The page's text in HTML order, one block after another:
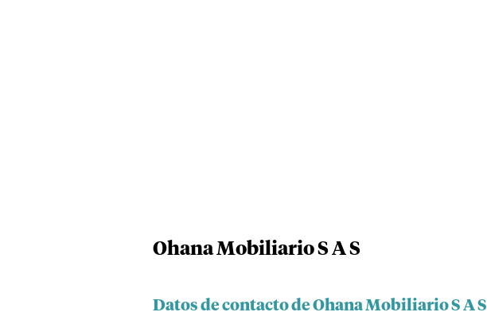
Ohana Mobiliario S A S
Datos de contacto de Ohana Mobiliario S A S